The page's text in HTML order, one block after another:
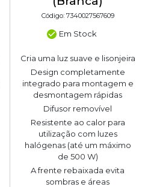
Código: 7340027567609
Em Stock
Cria uma luz suave e lisonjeira
Design completamente
integrado para montagem e
desmontagem rápidas
Difusor removível
Resistente ao calor para
utilização com luzes
halógenas (até um máximo
de 500 W)
A frente rebaixada evita
sombras e áreas